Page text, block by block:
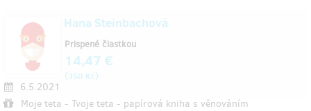
Hana Steinbachová
6.5.2021
Moje teta - Tvoje teta - papírová kniha s věnováním
Prispené čiastkou
14,47 €
(350 Kč)